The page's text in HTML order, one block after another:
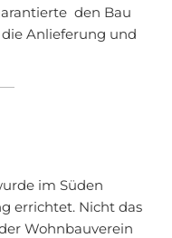
den Bau
Anlieferung und
im Süden
errichtet. Nicht das
Wohnbauverein